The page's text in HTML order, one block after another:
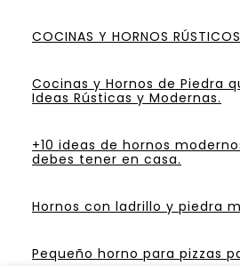
COCINAS Y HORNOS
Cocinas y Hornos de Piedra
Ideas Rústicas y Modernas.
+10 ideas de hornos
debes tener en casa.
Hornos con ladrillo y piedra
Pequeño horno para pizzas